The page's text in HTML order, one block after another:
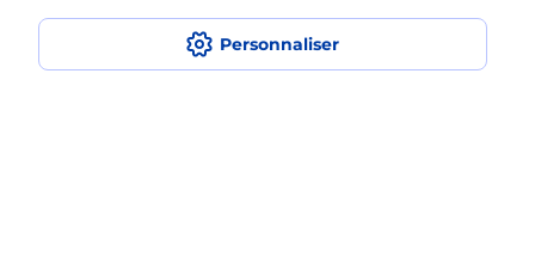
Personnaliser
Est-ce que je peux payer mon
smartphone Samsung en plusieurs
fois avec La Poste Mobile ?